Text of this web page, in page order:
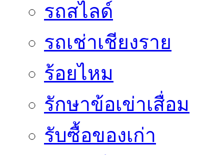
รถสไลด์
รถเช่าเชียงราย
ร้อยไหม
รักษาข้อเข่าเสื่อม
รับซื้อของเก่า